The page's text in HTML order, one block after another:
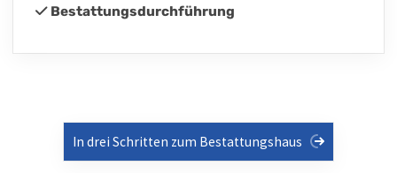
Bestattungsdurchführung
In drei Schritten zum Bestattungshaus